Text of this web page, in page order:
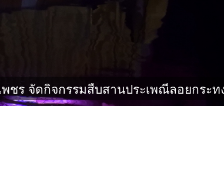
ร จัดกิจกรรมสืบสานประเพณีลอยกระท